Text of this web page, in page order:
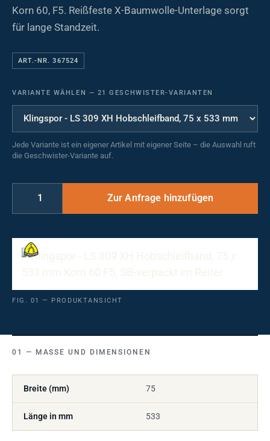
Korn 60, F5. Reißfeste X-Baumwolle-Unterlage sorgt
für lange Standzeit.
ART.-NR. 367524
VARIANTE WÄHLEN — 21 GESCHWISTER-VARIANTEN
Jede Variante ist ein eigener Artikel mit eigener Seite – die Auswahl ruft
die Geschwister-Variante auf.
FIG. 01 — PRODUKTANSICHT
MASSE UND DIMENSIONEN
Breite (mm) 75
Länge in mm 533